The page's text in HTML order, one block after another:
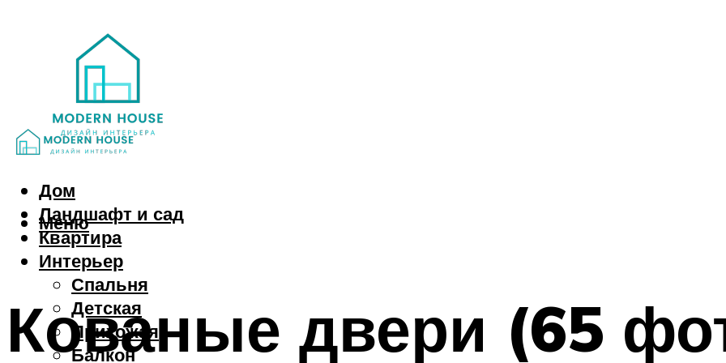
Дом
Ландшафт и сад
Квартира
Интерьер
Спальня
Детская
Прихожая
Балкон
Меню
Кованые двери (65